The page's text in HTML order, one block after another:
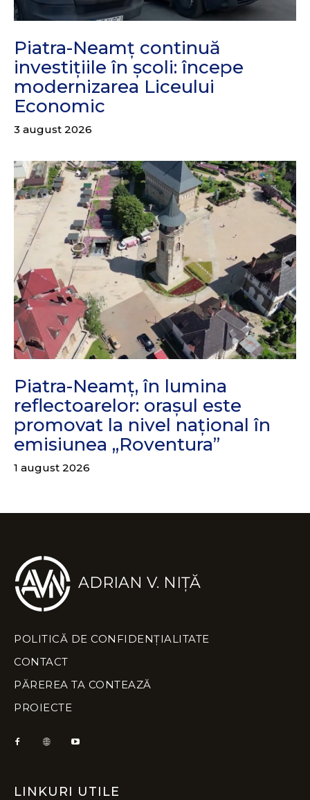
Piatra-Neamț continuă
investițiile în școli: începe
modernizarea Liceului
Economic
3 august 2026
Piatra-Neamț, în lumina
reflectoarelor: orașul este
promovat la nivel național în
emisiunea „Roventura”
1 august 2026
ADRIAN V. NIȚĂ
POLITICĂ DE CONFIDENȚIALITATE
CONTACT
PĂREREA TA CONTEAZĂ
PROIECTE
LINKURI UTILE